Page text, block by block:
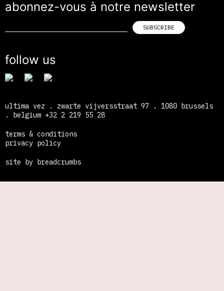
abonnez-vous à notre newsletter
follow us
ultima vez . zwarte vijversstraat 97 . 1080 brussels
. belgium +32 2 219 55 28
terms & conditions
privacy policy
site by breadcrumbs